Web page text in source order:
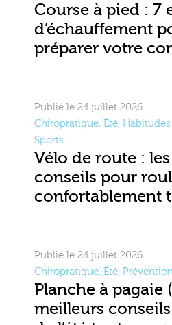
Course à pied : 7
d’échauffement
préparer votre
Publié le 24 juillet 2026
Chiropratique, Été,
Sports
Vélo de route :
conseils pour
confortablement
Publié le 24 juillet 2026
Chiropratique, Été,
Planche à pagaie
meilleurs